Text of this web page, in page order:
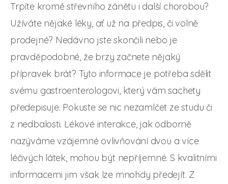
Trpíte kromě střevního zánětu i další chorobou?
Užíváte nějaké léky, ať už na předpis, či volně
prodejné? Nedávno jste skončili nebo je
pravděpodobné, že brzy začnete nějaký
přípravek brát? Tyto informace je potřeba sdělit
svému gastroenterologovi, který vám sachety
předepisuje. Pokuste se nic nezamlčet ze studu či
z nedbalosti. Lékové interakce, jak odborně
nazýváme vzájemné ovlivňování dvou a více
léčivých látek, mohou být nepříjemné. S kvalitními
informacemi jim však lze mnohdy předejít. Z